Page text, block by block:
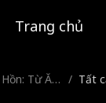
Trang chủ
Từ Ăn
/ Tất